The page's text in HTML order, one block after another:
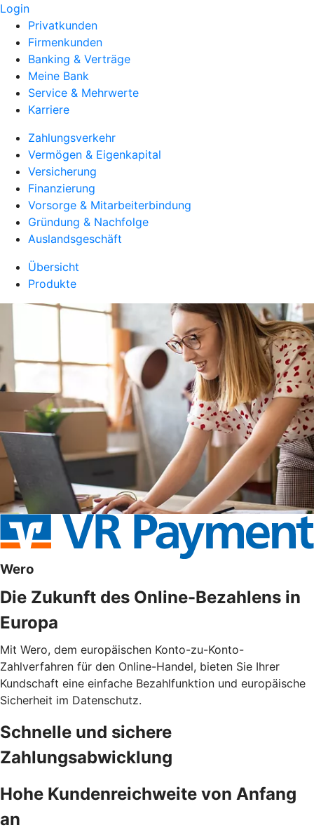
Login
Privatkunden
Firmenkunden
Banking & Verträge
Meine Bank
Service & Mehrwerte
Karriere
Zahlungsverkehr
Vermögen & Eigenkapital
Versicherung
Finanzierung
Vorsorge & Mitarbeiterbindung
Gründung & Nachfolge
Auslandsgeschäft
Übersicht
Produkte
Wero
Die Zukunft des Online-Bezahlens in
Europa
Mit Wero, dem europäischen Konto-zu-Konto-
Zahlverfahren für den Online-Handel, bieten Sie Ihrer
Kundschaft eine einfache Bezahlfunktion und europäische
Sicherheit im Datenschutz.
Schnelle und sichere
Zahlungsabwicklung
Hohe Kundenreichweite von Anfang
an